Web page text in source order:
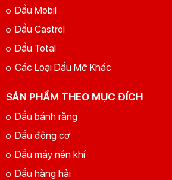
Dầu Mobil
Dầu Castrol
Dầu Total
Các Loại Dầu Mỡ Khác
SẢN PHẨM THEO MỤC ĐÍCH
Dầu bánh răng
Dầu động cơ
Dầu máy nén khí
Dầu hàng hải